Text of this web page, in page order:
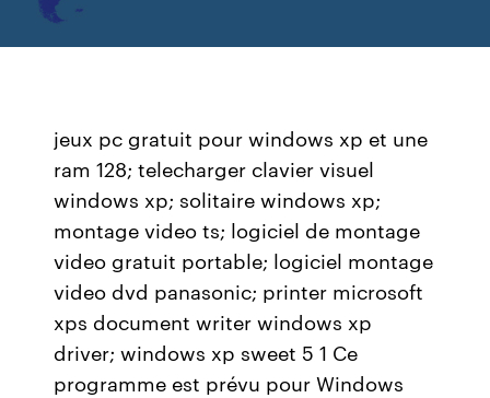
jeux pc gratuit pour windows xp et une
ram 128; telecharger clavier visuel
windows xp; solitaire windows xp;
montage video ts; logiciel de montage
video gratuit portable; logiciel montage
video dvd panasonic; printer microsoft
xps document writer windows xp
driver; windows xp sweet 5 1 Ce
programme est prévu pour Windows